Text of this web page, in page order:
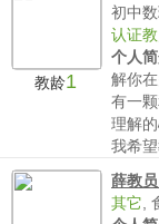
教龄1
初中数
认证
个人简
解你
有一
理解
我希
薪水
薛教员
其它